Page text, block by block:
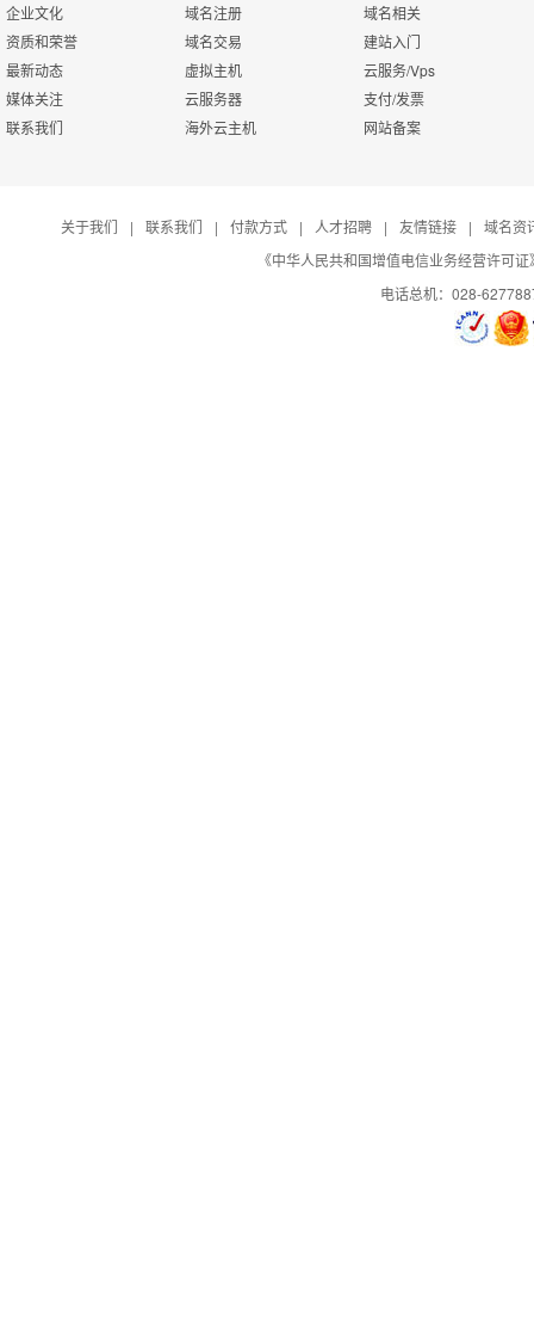
流量分析
日志自助下载
7*24小时在线有问
必答
7*24小时电话技术
企业文化
资质和荣誉
最新动态
媒体关注
联系我们
域名注册
域名交易
虚拟主机
云服务器
海外云主机
域名相关
建站入门
云服务/Vps
支付/发票
网站备案
关于我们 | 联系我们 | 付款方式 | 人才招聘 | 友情链接 |
域名资
《中华人民共和国增值电信业务经营许可
电话总机：028-